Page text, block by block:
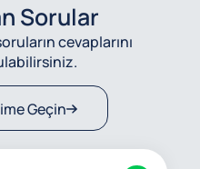
Sorular
cevaplarını
Geçin